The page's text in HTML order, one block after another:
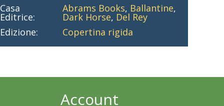
Casa
Editrice:
Abrams Books, Ballantine,
Dark Horse, Del Rey
Edizione:
Copertina rigida
Account